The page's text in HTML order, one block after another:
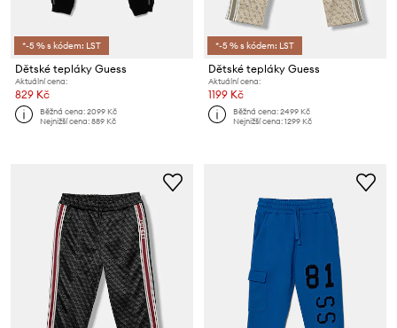
*-5 % s kódem: LST
Dětské tepláky Guess
Aktuální cena:
829 Kč
Běžná cena:2099 Kč
Nejnižší cena:889 Kč
*-5 % s kódem: LST
Dětské tepláky Guess
Aktuální cena:
1199 Kč
Běžná cena:2499 Kč
Nejnižší cena:1299 Kč